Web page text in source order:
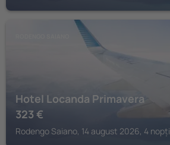
Hotel Locanda Primavera
323 €
Rodengo Saiano, 14 august 2026, 4 nopți